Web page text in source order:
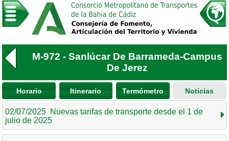
M-972 - Sanlúcar De Barrameda-Campus
De Jerez
Horario Itinerario Termómetro Noticias
02/07/2025 Nuevas tarifas de transporte desde el 1 de
julio de 2025